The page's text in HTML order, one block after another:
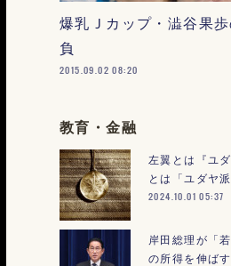
爆乳Ｊカップ・澁谷果
負
2015.09.02 08:20
教育・金融
左翼とは『ユ
とは「ユダヤ
2024.10.01 05:37
岸田総理が「
の所得を伸ば